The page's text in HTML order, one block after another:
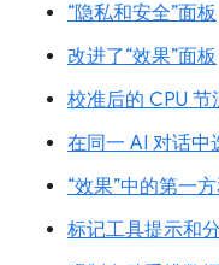
“隐私和安全”面板
改进了“效果”面板
校准后的 CPU 节
在同一 AI 对话中
“效果”中的第一
标记工具提示和